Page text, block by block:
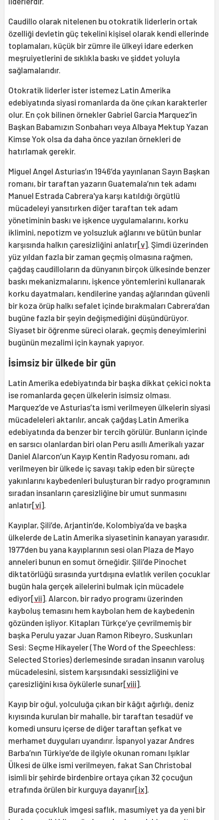
Caudillo olarak nitelenen bu otokratik liderlerin ortak
özelliği devletin güç tekelini kişisel olarak kendi ellerinde
toplamaları, küçük bir zümre ile ülkeyi idare ederken
meşruiyetlerini de sıklıkla baskı ve şiddet yoluyla
sağlamalarıdır.
Otokratik liderler ister istemez Latin Amerika
edebiyatında siyasi romanlarda da öne çıkan karakterler
olur. En çok bilinen örnekler Gabriel Garcia Marquez’in
Başkan Babamızın Sonbaharı veya Albaya Mektup Yazan
Kimse Yok olsa da daha önce yazılan örnekleri de
hatırlamak gerekir.
Miguel Angel Asturias’ın 1946’da yayınlanan Sayın Başkan
romanı, bir taraftan yazarın Guatemala’nın tek adamı
Manuel Estrada Cabrera'ya karşı katıldığı örgütlü
mücadeleyi yansıtırken diğer taraftan tek adam
yönetiminin baskı ve işkence uygulamalarını, korku
iklimini, nepotizm ve yolsuzluk ağlarını ve bütün bunlar
karşısında halkın çaresizliğini anlatır[v] . Şimdi üzerinden
yüz yıldan fazla bir zaman geçmiş olmasına rağmen,
çağdaş caudilloların da dünyanın birçok ülkesinde benzer
baskı mekanizmalarını, işkence yöntemlerini kullanarak
korku dayatmaları, kendilerine yandaş ağlarından güvenli
bir koza örüp halkı sefalet içinde bırakmaları Cabrera’dan
bugüne fazla bir şeyin değişmediğini düşündürüyor.
Siyaset bir öğrenme süreci olarak, geçmiş deneyimlerini
bugünün mezalimi için kaynak yapıyor.
İsimsiz bir ülkede bir gün
Latin Amerika edebiyatında bir başka dikkat çekici nokta
ise romanlarda geçen ülkelerin isimsiz olması.
Marquez’de ve Asturias’ta ismi verilmeyen ülkelerin siyasi
mücadeleleri aktarılır, ancak çağdaş Latin Amerika
edebiyatında da benzer bir tercih görülür. Bunların içinde
en sarsıcı olanlardan biri olan Peru asıllı Amerikalı yazar
Daniel Alarcon’un Kayıp Kentin Radyosu romanı, adı
verilmeyen bir ülkede iç savaşı takip eden bir süreçte
yakınlarını kaybedenleri buluşturan bir radyo programının
sıradan insanların çaresizliğine bir umut sunmasını
anlatır[vi]
Kayıplar, Şili’de, Arjantin’de, Kolombiya’da ve başka
ülkelerde de Latin Amerika siyasetinin kanayan yarasıdır.
1977’den bu yana kayıplarının sesi olan Plaza de Mayo
anneleri bunun en somut örneğidir. Şili’de Pinochet
diktatörlüğü sırasında yurtdışına evlatlık verilen çocuklar
bugün hala gerçek ailelerini bulmak için mücadele
ediyor[vii] . Alarcon, bir radyo programı üzerinden
kayboluş temasını hem kaybolan hem de kaybedenin
gözünden işliyor. Kitapları Türkçe’ye çevrilmemiş bir
başka Perulu yazar Juan Ramon Ribeyro, Suskunları
Sesi: Seçme Hikayeler (The Word of the Speechless:
Selected Stories) derlemesinde sıradan insanın varoluş
mücadelesini, sistem karşısındaki sessizliğini ve
çaresizliğini kısa öykülerle sunar[viii]
Kayıp bir oğul, yolculuğa çıkan bir kâğıt ağırlığı, deniz
kıyısında kurulan bir mahalle, bir taraftan tesadüf ve
komedi unsuru içerse de diğer taraftan şefkat ve
merhamet duyguları uyandırır. İspanyol yazar Andres
Barba’nın Türkiye’de de ilgiyle okunan romanı Işıklar
Ülkesi de ülke ismi verilmeyen, fakat San Christobal
isimli bir şehirde birdenbire ortaya çıkan 32 çocuğun
etrafında örülen bir kurguya dayanır[ix]
Burada çocukluk imgesi saflık, masumiyet ya da yeni bir